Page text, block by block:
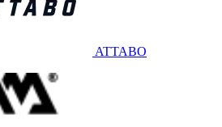
ATTABO